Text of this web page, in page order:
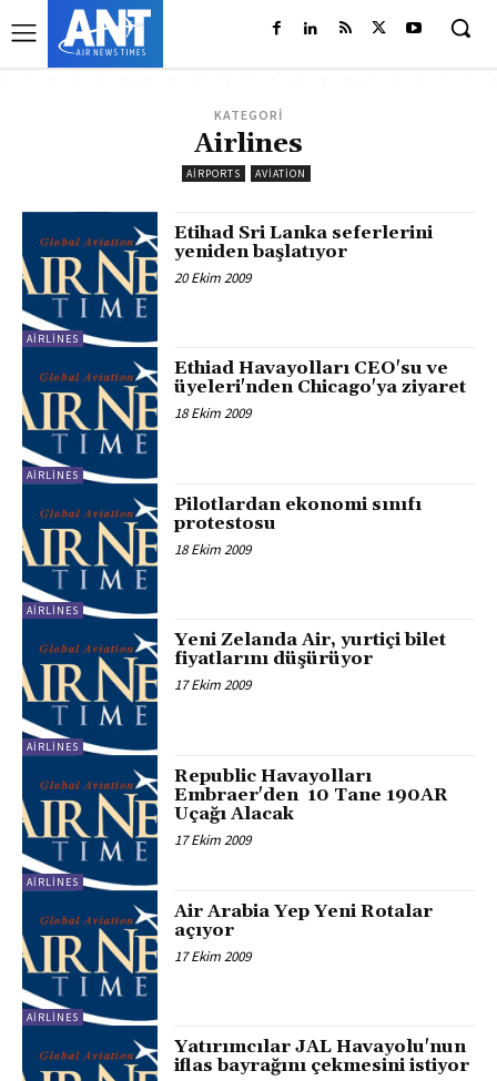
KATEGORİ
Airlines
AIRPORTS AVIATION
AIRLINES
Etihad Sri Lanka seferlerini
yeniden başlatıyor
20 Ekim 2009
AIRLINES
Ethiad Havayolları CEO'su ve
üyeleri'nden Chicago'ya ziyaret
18 Ekim 2009
AIRLINES
Pilotlardan ekonomi sınıfı
protestosu
18 Ekim 2009
AIRLINES
Yeni Zelanda Air, yurtiçi bilet
fiyatlarını düşürüyor
17 Ekim 2009
AIRLINES
Republic Havayolları
Embraer'den 10 Tane 190AR
Uçağı Alacak
17 Ekim 2009
AIRLINES
Air Arabia Yep Yeni Rotalar
açıyor
17 Ekim 2009
Yatırımcılar JAL Havayolu'nun
iflas bayrağını çekmesini istiyor